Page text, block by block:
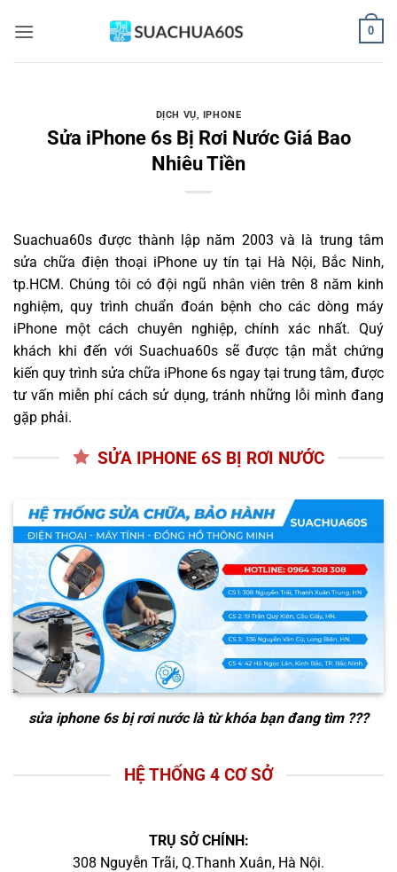
qua
0
DỊCH VỤ, IPHONE
Sửa iPhone 6s Bị Rơi Nước Giá Bao
Nhiêu Tiền
Suachua60s được thành lập năm 2003 và là trung tâm
sửa chữa điện thoại iPhone uy tín tại Hà Nội, Bắc Ninh,
tp.HCM. Chúng tôi có đội ngũ nhân viên trên 8 năm kinh
nghiệm, quy trình chuẩn đoán bệnh cho các dòng máy
iPhone một cách chuyên nghiệp, chính xác nhất. Quý
khách khi đến với Suachua60s sẽ được tận mắt chứng
kiến quy trình sửa chữa iPhone 6s ngay tại trung tâm, được
tư vấn miễn phí cách sử dụng, tránh những lỗi mình đang
gặp phải.
SỬA IPHONE 6S BỊ RƠI NƯỚC
sửa iphone 6s bị rơi nướclà từ khóa bạn đang tìm ???
HỆ THỐNG 4 CƠ SỞ
TRỤ SỞ CHÍNH:
308 Nguyễn Trãi, Q.Thanh Xuân, Hà Nội.